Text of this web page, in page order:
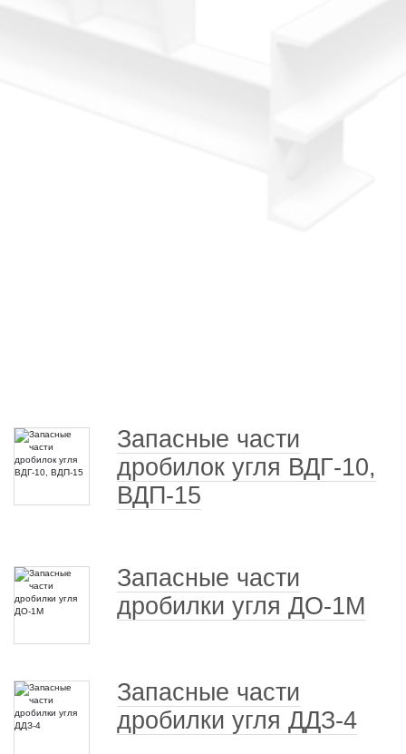
Запасные части
дробилок угля ВДГ-10,
ВДП-15
Запасные части
дробилки угля ДО-1М
Запасные части
дробилки угля ДДЗ-4